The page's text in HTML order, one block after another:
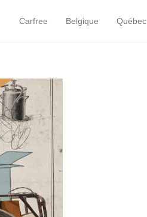
Primary Menu
Skip to content
Carfree Belgique Québec